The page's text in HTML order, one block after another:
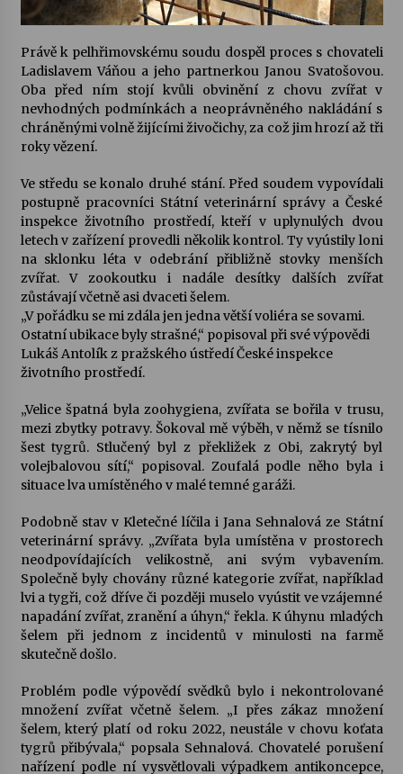
Právě k pelhřimovskému soudu dospěl proces s chovateli
Ladislavem Váňou a jeho partnerkou Janou Svatošovou.
Oba před ním stojí kvůli obvinění z chovu zvířat v
nevhodných podmínkách a neoprávněného nakládání s
chráněnými volně žijícími živočichy, za což jim hrozí až tři
roky vězení.
Ve středu se konalo druhé stání. Před soudem vypovídali
postupně pracovníci Státní veterinární správy a České
inspekce životního prostředí, kteří v uplynulých dvou
letech v zařízení provedli několik kontrol. Ty vyústily loni
na sklonku léta v odebrání přibližně stovky menších
zvířat. V zookoutku i nadále desítky dalších zvířat
zůstávají včetně asi dvaceti šelem.
„V pořádku se mi zdála jen jedna větší voliéra se sovami.
Ostatní ubikace byly strašné,“ popisoval při své výpovědi
Lukáš Antolík z pražského ústředí České inspekce
životního prostředí.
„Velice špatná byla zoohygiena, zvířata se bořila v trusu,
mezi zbytky potravy. Šokoval mě výběh, v němž se tísnilo
šest tygrů. Stlučený byl z překližek z Obi, zakrytý byl
volejbalovou sítí,“ popisoval. Zoufalá podle něho byla i
situace lva umístěného v malé temné garáži.
Podobně stav v Kletečné líčila i Jana Sehnalová ze Státní
veterinární správy. „Zvířata byla umístěna v prostorech
neodpovídajících velikostně, ani svým vybavením.
Společně byly chovány různé kategorie zvířat, například
lvi a tygři, což dříve či později muselo vyústit ve vzájemné
napadání zvířat, zranění a úhyn,“ řekla. K úhynu mladých
šelem při jednom z incidentů v minulosti na farmě
skutečně došlo.
Problém podle výpovědí svědků bylo i nekontrolované
množení zvířat včetně šelem. „I přes zákaz množení
šelem, který platí od roku 2022, neustále v chovu koťata
tygrů přibývala,“ popsala Sehnalová. Chovatelé porušení
nařízení podle ní vysvětlovali výpadkem antikoncepce,